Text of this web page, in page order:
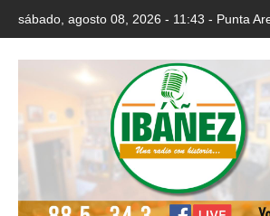
sábado, agosto 08, 2026 - 11:43 - Punta